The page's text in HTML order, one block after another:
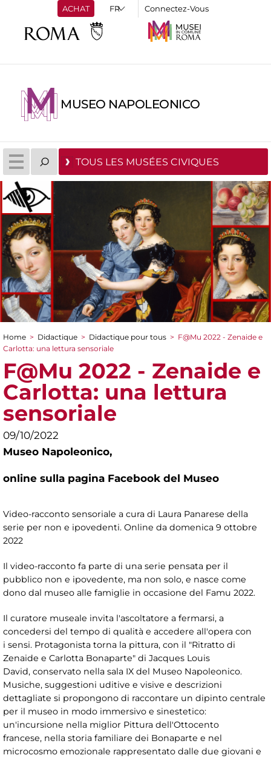
ACHAT Connectez-Vous
MUSEO NAPOLEONICO
TOUS LES MUSÉES CIVIQUES
You are here
Home > Didactique > Didactique pour tous > F@Mu 2022 - Zenaide e
Carlotta: una lettura sensoriale
F@Mu 2022 - Zenaide e
Carlotta: una lettura
sensoriale
09/10/2022
Museo Napoleonico,
online sulla pagina Facebook del Museo
Video-racconto sensoriale a cura di Laura Panarese della
serie per non e ipovedenti. Online da domenica 9 ottobre
2022
Il video-racconto fa parte di una serie pensata per il
pubblico non e ipovedente, ma non solo, e nasce come
dono dal museo alle famiglie in occasione del Famu 2022.
Il curatore museale invita l'ascoltatore a fermarsi, a
concedersi del tempo di qualità e accedere all'opera con
i sensi. Protagonista torna la pittura, con il "Ritratto di
Zenaide e Carlotta Bonaparte" di Jacques Louis
David, conservato nella sala IX del Museo Napoleonico.
Musiche, suggestioni uditive e visive e descrizioni
dettagliate si propongono di raccontare un dipinto centrale
per il museo in modo immersivo e sinestetico:
un'incursione nella miglior Pittura dell'Ottocento
francese, nella storia familiare dei Bonaparte e nel
microcosmo emozionale rappresentato dalle due giovani e